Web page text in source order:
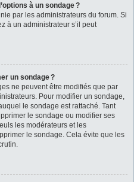
à un sondage ?
par les administrateurs du forum. Si
à un administrateur s’il peut
un sondage ?
ne peuvent être modifiés que par
Pour modifier un sondage,
le sondage est rattaché. Tant
le sondage ou modifier ses
les modérateurs et les
le sondage. Cela évite que les